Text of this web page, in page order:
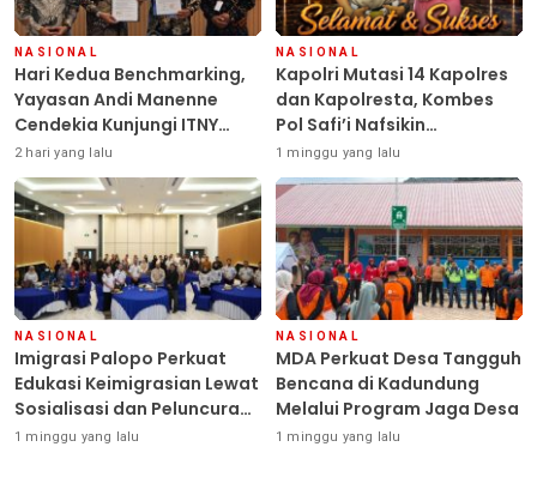
NASIONAL
Hari Kedua Benchmarking,
Yayasan Andi Manenne
Cendekia Kunjungi ITNY
Yogyakarta
2 hari yang lalu
NASIONAL
Kapolri Mutasi 14 Kapolres
dan Kapolresta, Kombes
Pol Safi’i Nafsikin
Mengemban Amanah
Pimpin Polresta Kendari
1 minggu yang lalu
NASIONAL
Imigrasi Palopo Perkuat
Edukasi Keimigrasian Lewat
Sosialisasi dan Peluncuran
Inovasi Chatbot “IT CHIKA”
1 minggu yang lalu
NASIONAL
MDA Perkuat Desa Tangguh
Bencana di Kadundung
Melalui Program Jaga Desa
1 minggu yang lalu